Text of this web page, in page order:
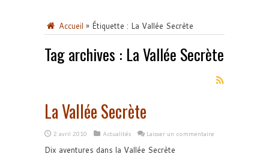
Accueil » Étiquette : La Vallée Secrète
Tag archives : La Vallée Secrète
La Vallée Secrète
2 avril 2010 Actualités Laisser un commentaire
Dix aventures dans la Vallée Secrète